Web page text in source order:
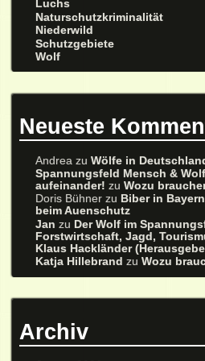
Luchs
Naturschutzkriminalität
Niederwild
Schutzgebiete
Wolf
Neueste
Andrea zuWölfe in
Spannungsfeld Mensch &
aufeinander! zuWozu
Doris Bühner zu Biber in
beim Auenschutz
Jan zu Der Wolf im
Forstwirtschaft, Jagd,
Klaus Hackländer
Katja Hillebrand zuWozu
Archiv